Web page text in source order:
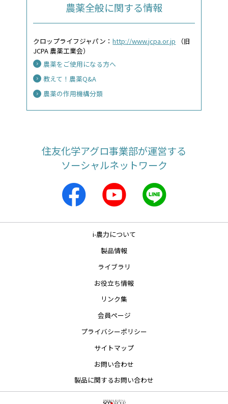
農薬全般に関する情報
クロップライフジャパン：http://www.jcpa.or.jp （旧
JCPA 農薬工業会）
農薬をご使用になる方へ
教えて！農薬Q&A
農薬の作用機構分類
住友化学アグロ事業部が運営する
ソーシャルネットワーク
i-農力について
製品情報
ライブラリ
お役立ち情報
リンク集
会員ページ
プライバシーポリシー
サイトマップ
お問い合わせ
製品に関するお問い合わせ